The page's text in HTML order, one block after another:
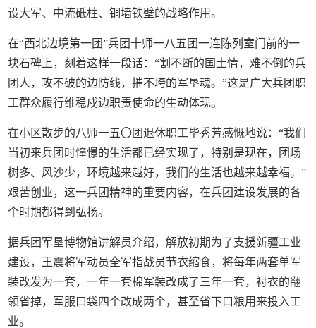
设大军、中流砥柱、铜墙铁壁的战略作用。
在“西北边境第一团”兵团十师一八五团一连陈列室门前的一
块石碑上，刻着这样一段话：“割不断的国土情，难不倒的兵
团人，攻不破的边防线，摧不垮的军垦魂。”这是广大兵团职
工群众履行维稳戍边职责使命的生动体现。
在小区散步的八师一五〇团退休职工毕秀芳感慨地说：“我们
当初来兵团时憧憬的生活都已经实现了，特别是现在，团场
树多、风沙少，环境越来越好，我们的生活也越来越幸福。”
艰苦创业，这一兵团精神的重要内容，在兵团建设发展的各
个时期都得到弘扬。
据兵团军垦博物馆讲解员介绍，解放初期为了支援新疆工业
建设，王震将军动员全军指战员节衣缩食，将每年两套单军
装改发为一套，一年一套棉军装改成了三年一套，衬衣的翻
领省掉，军服口袋四个改成两个，甚至省下口粮用来投入工
业。